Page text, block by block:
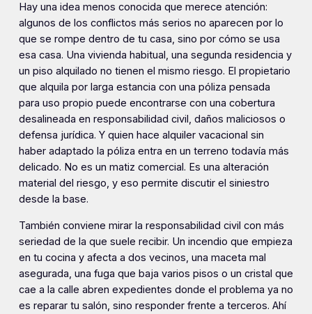
Hay una idea menos conocida que merece atención:
algunos de los conflictos más serios no aparecen por lo
que se rompe dentro de tu casa, sino por cómo se usa
esa casa. Una vivienda habitual, una segunda residencia y
un piso alquilado no tienen el mismo riesgo. El propietario
que alquila por larga estancia con una póliza pensada
para uso propio puede encontrarse con una cobertura
desalineada en responsabilidad civil, daños maliciosos o
defensa jurídica. Y quien hace alquiler vacacional sin
haber adaptado la póliza entra en un terreno todavía más
delicado. No es un matiz comercial. Es una alteración
material del riesgo, y eso permite discutir el siniestro
desde la base.
También conviene mirar la responsabilidad civil con más
seriedad de la que suele recibir. Un incendio que empieza
en tu cocina y afecta a dos vecinos, una maceta mal
asegurada, una fuga que baja varios pisos o un cristal que
cae a la calle abren expedientes donde el problema ya no
es reparar tu salón, sino responder frente a terceros. Ahí